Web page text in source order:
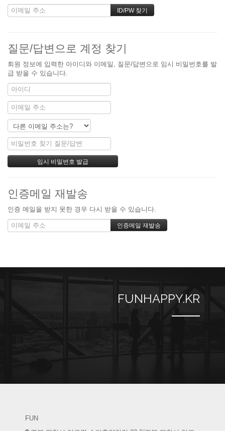
질문/답변으로 계정 찾기
회원 정보에 입력한 아이디와 이메일, 질문/답변으로 임시 비밀번호를 발
급 받을 수 있습니다.
인증메일 재발송
인증 메일을 받지 못한 경우 다시 받을 수 있습니다.
FUNHAPPY.KR
FUN